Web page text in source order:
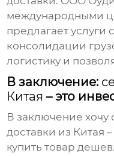
международными
предлагает услуги
консолидации
логистику и
В заключение:
Китая – это
В заключение хочу
доставки из Китая
купить товар